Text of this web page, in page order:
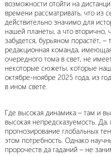
возможности отойти на
времени рассматривать, что из
действительно значимо для
нашей планеты, а что вторично,
забудется, бурьяном порастёт,
редакционная команда,
очередного тома в свет, не
некоторые сюжеты, которые
октябре-ноябре 2025 года, из
в ином свете.
Где высокая динамика – там и
высокая непредсказуемость.
прогнозирование глобальных
этом потребность. Однако
пророчеств да гаданий – не